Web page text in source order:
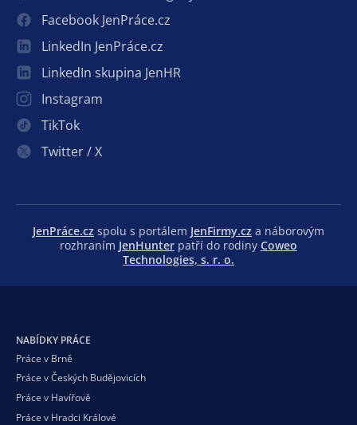
Facebook JenPráce.cz
LinkedIn JenPráce.cz
LinkedIn skupina JenHR
Instagram
TikTok
Twitter / X
JenPráce.cz spolu s portálem JenFirmy.cz a náborovým
rozhraním JenHunter patří do rodiny Coweo
Technologies, s. r. o.
NABÍDKY PRÁCE
Práce v Brně
Práce v Českých Budějovicích
Práce v Havířově
Práce v Hradci Králové